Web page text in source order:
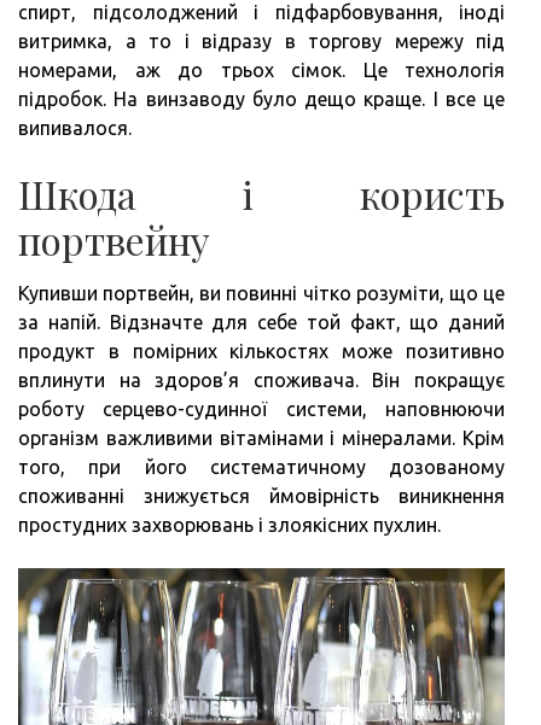
спирт, підсолоджений і підфарбовування, іноді
витримка, а то і відразу в торгову мережу під
номерами, аж до трьох сімок. Це технологія
підробок. На винзаводу було дещо краще. І все це
випивалося.
Шкода і користь
портвейну
Купивши портвейн, ви повинні чітко розуміти, що це
за напій. Відзначте для себе той факт, що даний
продукт в помірних кількостях може позитивно
вплинути на здоров’я споживача. Він покращує
роботу серцево-судинної системи, наповнюючи
організм важливими вітамінами і мінералами. Крім
того, при його систематичному дозованому
споживанні знижується ймовірність виникнення
простудних захворювань і злоякісних пухлин.